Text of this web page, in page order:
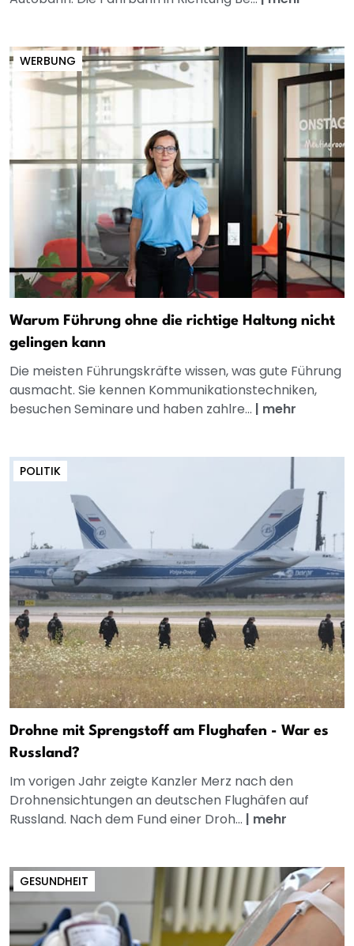
WERBUNG
Warum Führung ohne die richtige Haltung nicht
gelingen kann
Die meisten Führungskräfte wissen, was gute Führung
ausmacht. Sie kennen Kommunikationstechniken,
besuchen Seminare und haben zahlre... | mehr
POLITIK
Drohne mit Sprengstoff am Flughafen - War es
Russland?
Im vorigen Jahr zeigte Kanzler Merz nach den
Drohnensichtungen an deutschen Flughäfen auf
Russland. Nach dem Fund einer Droh... | mehr
GESUNDHEIT